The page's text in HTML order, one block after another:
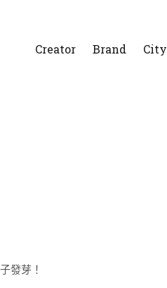
Creator Brand City
發芽！